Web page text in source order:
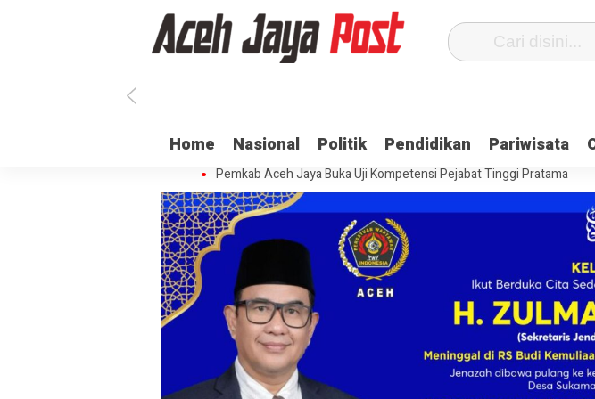
Home Nasional Politik Pendidikan Pariwisata
Ratusan ASN di Aceh Jaya Belum Terima Gaji
Ulama dan Pj
Dua Oknum Anggota Polda Aceh Ditangkap, Ini Kasusnya
Saat
Pemkab Aceh Jaya Buka Uji Kompetensi Pejabat Tinggi Pratama